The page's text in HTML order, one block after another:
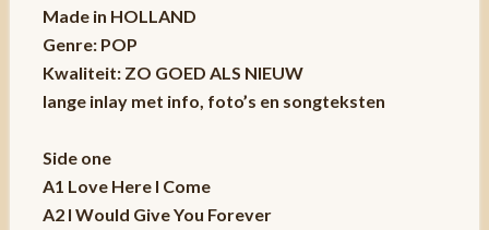
Made in HOLLAND
Genre: POP
Kwaliteit: ZO GOED ALS NIEUW
lange inlay met info, foto’s en songteksten
Side one
A1 Love Here I Come
A2 I Would Give You Forever